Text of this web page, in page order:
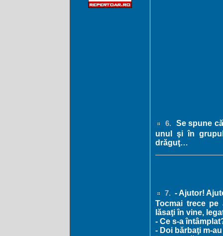
6.
Se spune
unul şi în
drăguţ…
7. - Ajutor!
Tocmai trece
lăsaţi în vine,
- Ce s-a
- Doi bărbaţi m-